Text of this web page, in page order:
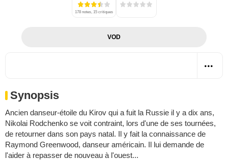
178 notes, 15 critiques
VOD
Synopsis
Ancien danseur-étoile du Kirov qui a fuit la Russie il y a dix ans,
Nikolai Rodchenko se voit contraint, lors d'une de ses tournées,
de retourner dans son pays natal. Il y fait la connaissance de
Raymond Greenwood, danseur américain. Il lui demande de
l'aider à repasser de nouveau à l'ouest...